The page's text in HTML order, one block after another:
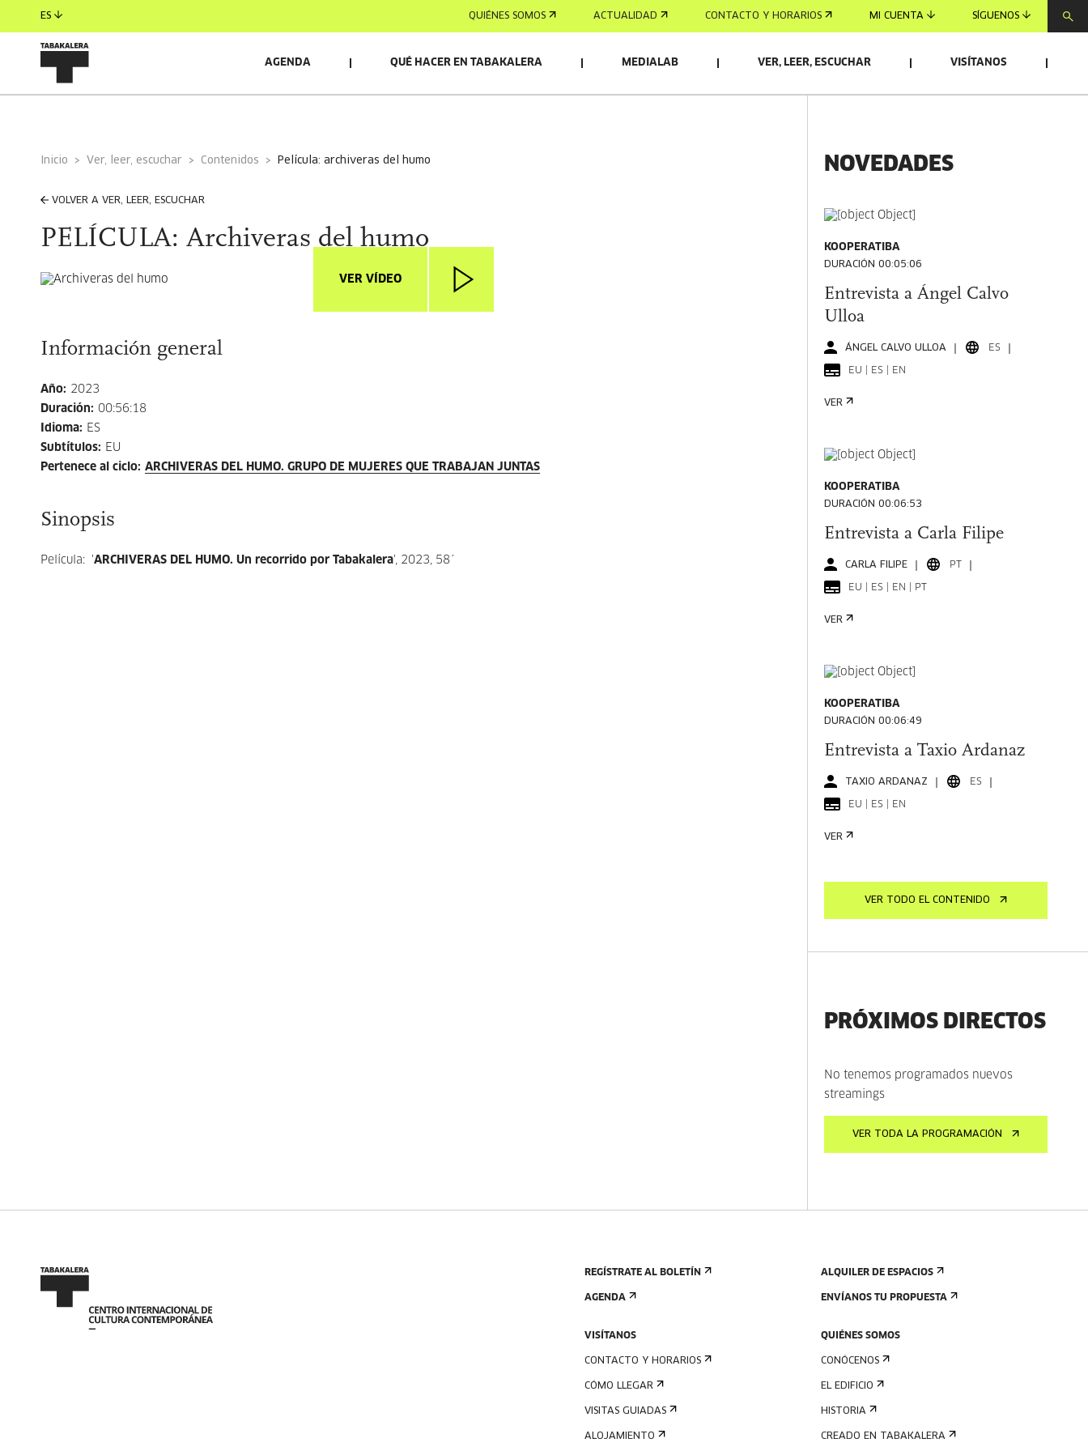
ES QUIÉNES SOMOS ACTUALIDAD CONTACTO Y HORARIOS MI CUENTA SÍGUENOS
AGENDA QUÉ HACER EN TABAKALERA MEDIALAB VER, LEER, ESCUCHAR VISÍTANOS
Inicio Ver, leer, escuchar Contenidos película: archiveras del humo
VOLVER A VER, LEER, ESCUCHAR
PELÍCULA: Archiveras del humo
VER VÍDEO
Información general
Año: 2023
Duración: 00:56:18
Idioma: ES
Subtítulos: EU
Pertenece al ciclo: ARCHIVERAS DEL HUMO. GRUPO DE MUJERES QUE TRABAJAN JUNTAS
Sinopsis
Película: 'ARCHIVERAS DEL HUMO. Un recorrido por Tabakalera', 2023, 58´
NOVEDADES
KOOPERATIBA
DURACIÓN 00:05:06
Entrevista a Ángel Calvo
Ulloa
ÁNGEL CALVO ULLOA ES
EU | ES | EN
VER
KOOPERATIBA
DURACIÓN 00:06:53
Entrevista a Carla Filipe
CARLA FILIPE PT
EU | ES | EN | PT
VER
KOOPERATIBA
DURACIÓN 00:06:49
Entrevista a Taxio Ardanaz
TAXIO ARDANAZ ES
EU | ES | EN
VER
VER TODO EL CONTENIDO
PRÓXIMOS DIRECTOS
No tenemos programados nuevos
streamings
VER TODA LA PROGRAMACIÓN
REGÍSTRATE AL BOLETÍN
AGENDA
VISÍTANOS
CONTACTO Y HORARIOS
CÓMO LLEGAR
VISITAS GUIADAS
ALOJAMIENTO
ALQUILER DE ESPACIOS
ENVÍANOS TU PROPUESTA
QUIÉNES SOMOS
CONÓCENOS
EL EDIFICIO
HISTORIA
CREADO EN TABAKALERA